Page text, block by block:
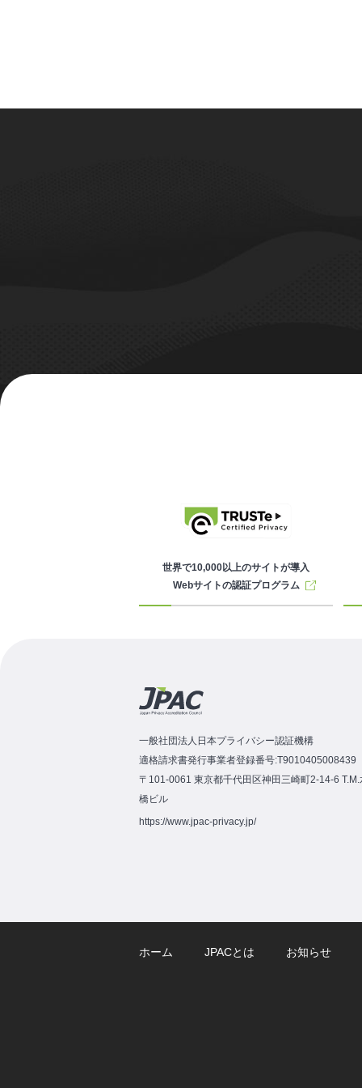
世界で10,000以上のサイトが導入
Webサイトの認証プログラム
一般社団法人日本プライバシー認証機構
適格請求書発行事業者登録番号:T9010405008439
〒101-0061 東京都千代田区神田三崎町2-14-6 T.M.
橋ビル
https://www.jpac-privacy.jp/
ホーム JPACとは お知らせ